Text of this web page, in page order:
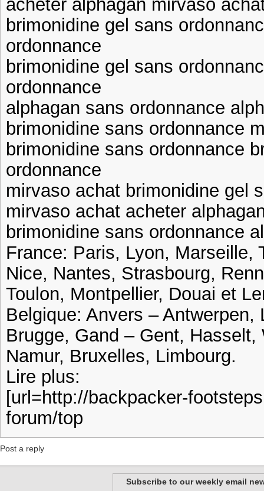
acheter alphagan mirvaso
brimonidine gel sans
ordonnance
brimonidine gel sans
ordonnance
alphagan sans ordonnance
brimonidine sans ordonnance
brimonidine sans ordonnance
ordonnance
mirvaso achat brimonidine gel
mirvaso achat acheter
brimonidine sans ordonnance
France: Paris, Lyon, Marseille,
Nice, Nantes, Strasbourg,
Toulon, Montpellier, Douai et
Belgique: Anvers –
Brugge, Gand – Gent,
Namur, Bruxelles, Limbourg.
Lire plus:
[url=http://backpacker-
forum/top
Post a reply
Subscribe to our weekly email